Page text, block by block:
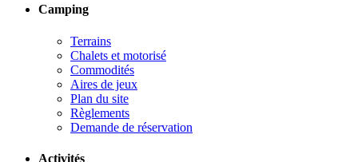
Camping
Terrains
Chalets et motorisé
Commodités
Aires de jeux
Plan du site
Règlements
Demande de réservation
Activités